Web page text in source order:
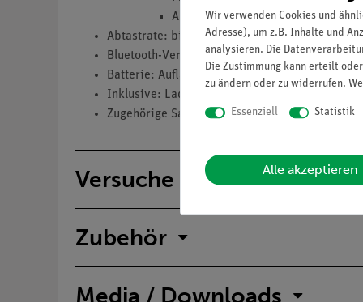
Auflösung: 0,01 mg/l
Abtastrate: bis zu 10 Hz (Bluetooth und USB)
Bluetooth-Version: 5.0
Batterie: Aufladbarer Lithium-Polymer-Akku
Inklusive: Ladekabel USB-A zu USB-C
Zugehörige Sauerstoffsonde für Luft- und
Versuche
Zubehör
Media / Downloads
Wir verwenden Cookies und
Adresse), um z.B. Inhalte und
analysieren. Die
Die Zustimmung kann erteilt
zu ändern oder zu widerrufen.
Essenziell Statistik
Alle akzeptieren